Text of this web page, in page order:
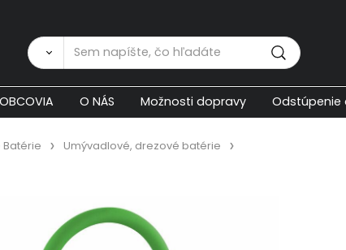
O NÁS Možnosti dopravy Odstúpenie
Umývadlové, drezové batérie